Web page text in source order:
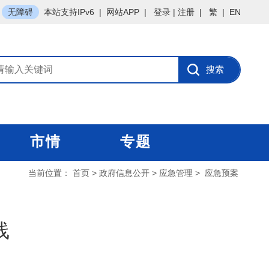
无障碍 本站支持IPv6 | 网站APP | 登录 | 注册 | 繁 | EN
市情 专题
当前位置： 首页 > 政府信息公开 > 应急管理 > 应急预案